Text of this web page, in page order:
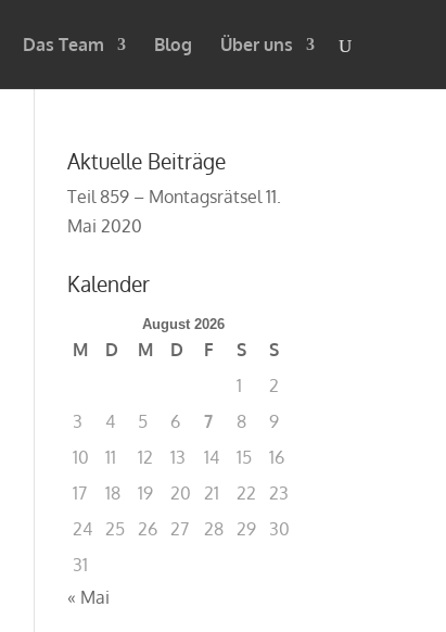
Das Team Blog Über uns
Aktuelle Beiträge
Teil 859 – Montagsrätsel 11.
Mai 2020
Kalender
August 2026
M D M D F S
S
1
2
3
4 5 6 7 8
9
10
11 12 13 14 15
16
17
18 19 20 21 22
23
24
25 26 27 28 29
30
31
« Mai